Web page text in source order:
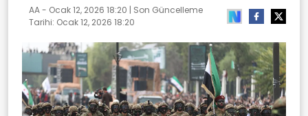
AA - Ocak 12, 2026 18:20 | Son Güncelleme
Tarihi: Ocak 12, 2026 18:20